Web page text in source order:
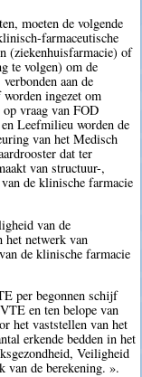
moeten de volgende
farmaceutische
(ziekenhuisfarmacie) of
te volgen) om de
aan de
ingezet om
vraag van FOD
Leefmilieu worden de
van het Medisch
dat ter
van structuur-,
de klinische farmacie
van de
het netwerk van
de klinische farmacie
per begonnen schijf
en ten belope van
het vaststellen van het
erkende bedden in het
Veiligheid
van de berekening. ».